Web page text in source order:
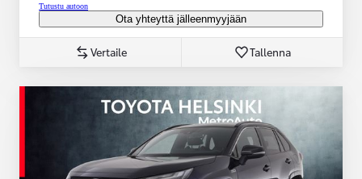
Tutustu autoon
Ota yhteyttä jälleenmyyjään
Vertaile Tallenna